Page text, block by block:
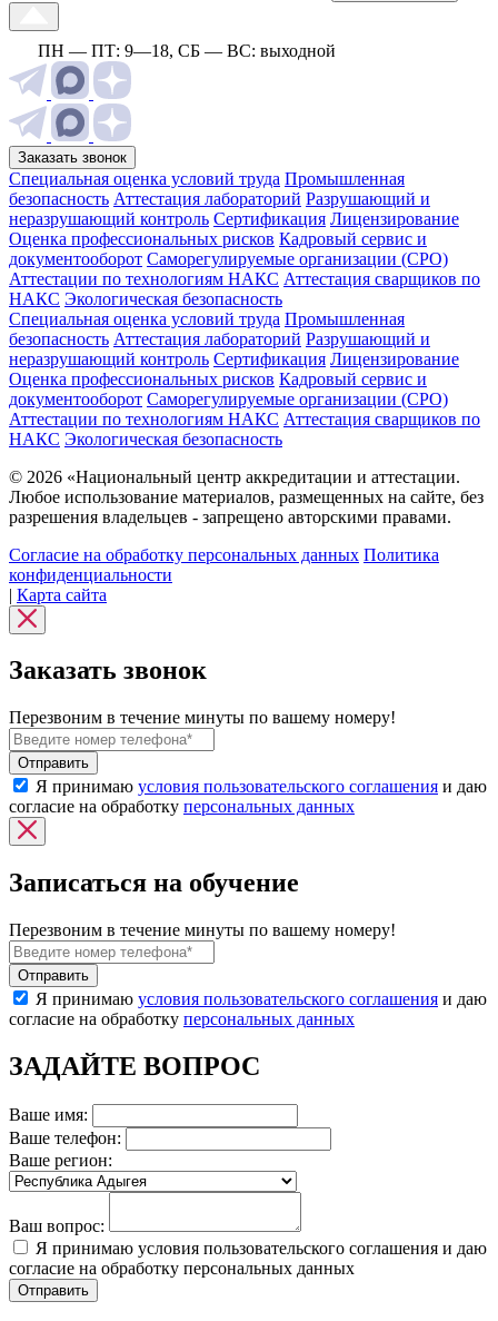
ПН — ПТ: 9—18, СБ — ВС: выходной
Заказать звонок
Специальная оценка условий труда Промышленная
безопасность Аттестация лабораторий Разрушающий и
неразрушающий контроль Сертификация Лицензирование
Оценка профессиональных рисков Кадровый сервис и
документооборот Cаморегулируемые организации (СРО)
Аттестации по технологиям НАКС Аттестация сварщиков по
НАКС Экологическая безопасность
Специальная оценка условий труда Промышленная
безопасность Аттестация лабораторий Разрушающий и
неразрушающий контроль Сертификация Лицензирование
Оценка профессиональных рисков Кадровый сервис и
документооборот Cаморегулируемые организации (СРО)
Аттестации по технологиям НАКС Аттестация сварщиков по
НАКС Экологическая безопасность
© 2026 «Национальный центр аккредитации и аттестации.
Любое использование материалов, размещенных на сайте, без
разрешения владельцев - запрещено авторскими правами.
Согласие на обработку персональных данных Политика
конфиденциальности
| Карта сайта
Заказать звонок
Перезвоним в течение минуты по вашему номеру!
Я принимаю условия пользовательского соглашения и даю
согласие на обработку персональных данных
Записаться на обучение
Перезвоним в течение минуты по вашему номеру!
Я принимаю условия пользовательского соглашения и даю
согласие на обработку персональных данных
ЗАДАЙТЕ ВОПРОС
Ваше имя:
Ваше телефон:
Ваше регион:
Ваш вопрос:
Я принимаю условия пользовательского соглашения и даю
согласие на обработку персональных данных